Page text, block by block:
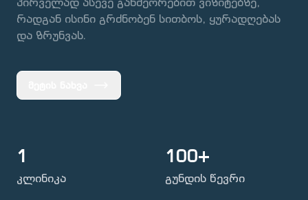
რადგან ისინი გრძნობენ სითბოს, ყურადღებას
და ზრუნვას.
კლინიკა
1
გუნდის წევრი
100+